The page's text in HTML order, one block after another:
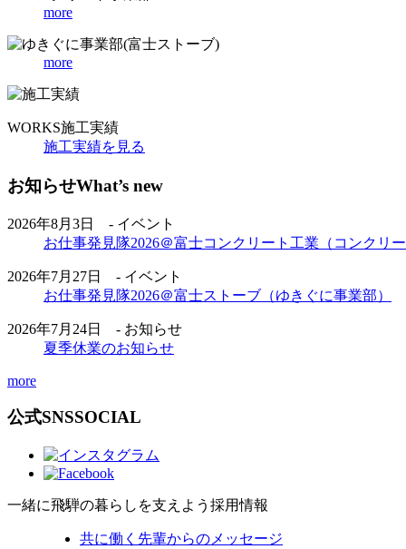
more
more
WORKS施工実績
施工実績を見る
お知らせWhat’s new
2026年8月3日 - イベント
お仕事発見隊2026＠富士コンクリート工業（コンクリー
2026年7月27日 - イベント
お仕事発見隊2026＠富士ストーブ（ゆきぐに事業部）
2026年7月24日 - お知らせ
夏季休業のお知らせ
more
公式SNSSOCIAL
一緒に飛騨の暮らしを支えよう 採用情報
共に働く先輩からのメッセージ